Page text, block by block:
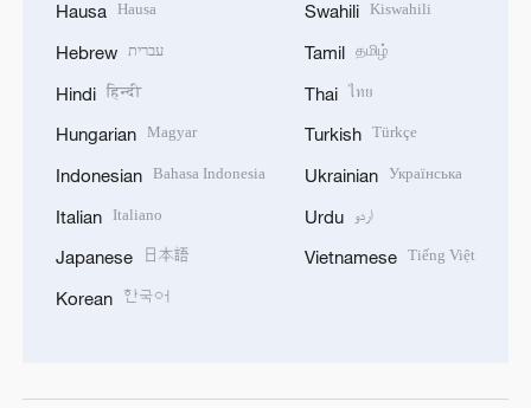
Hausa Hausa
Hebrew עברית
Hindi हिन्दी
Hungarian Magyar
Indonesian Bahasa Indonesia
Italian Italiano
Japanese 日本語
Korean 한국어
Swahili Kiswahili
Tamil தமிழ்
Thai ไทย
Turkish Türkçe
Ukrainian Українська
Urdu اردو
Vietnamese Tiếng Việt